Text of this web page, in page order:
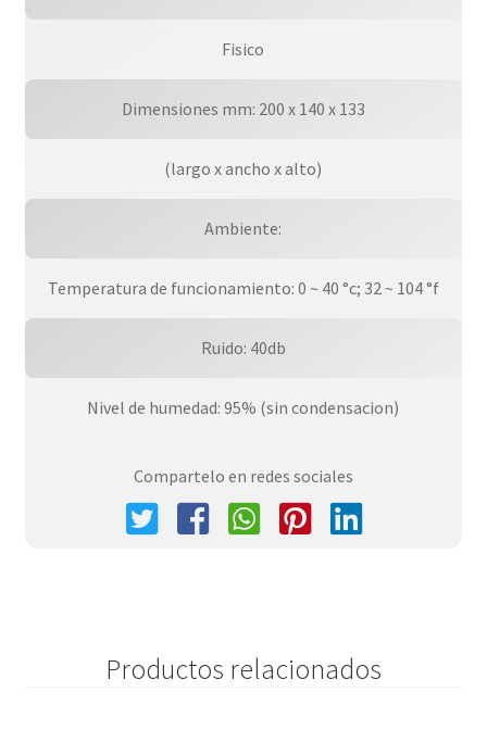
Fisico
Dimensiones mm: 200 x 140 x 133
(largo x ancho x alto)
Ambiente:
Temperatura de funcionamiento: 0 ~ 40 °c; 32 ~ 104 °f
Ruido: 40db
Nivel de humedad: 95% (sin condensacion)
Compartelo en redes sociales
Productos relacionados